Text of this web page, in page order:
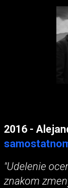
2016 -
"Udelenie
znakom